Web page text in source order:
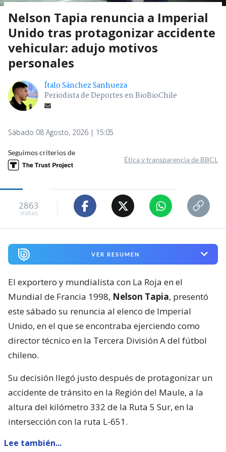
Nelson Tapia renuncia a Imperial
Unido tras protagonizar accidente
vehicular: adujo motivos
personales
Ítalo Sánchez Sanhueza
Periodista de Deportes en BioBioChile
Sábado 08 Agosto, 2026 | 15:05
Seguimos criterios de
Ética y transparencia de BBCL
2863
visitas
VER RESUMEN
El exportero y mundialista con La Roja en el
Mundial de Francia 1998, Nelson Tapia, presentó
este sábado su renuncia al elenco de Imperial
Unido, en el que se encontraba ejerciendo como
director técnico en la Tercera División A del fútbol
chileno.
Su decisión llegó justo después de protagonizar un
accidente de tránsito en la Región del Maule, a la
altura del kilómetro 332 de la Ruta 5 Sur, en la
intersección con la ruta L-651.
Lee también...